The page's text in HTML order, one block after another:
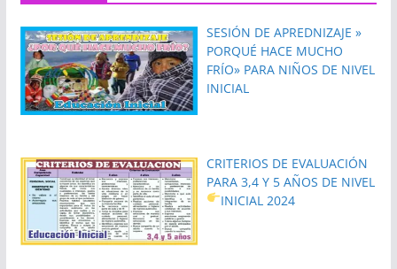
SESIÓN DE APREDNIZAJE »
PORQUÉ HACE MUCHO
FRÍO» PARA NIÑOS DE NIVEL
INICIAL
CRITERIOS DE EVALUACIÓN
PARA 3,4 Y 5 AÑOS DE NIVEL
INICIAL 2024